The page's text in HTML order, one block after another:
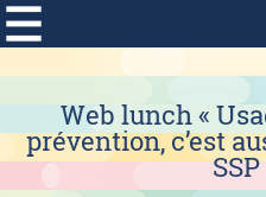
Web lunch «
prévention, c’est